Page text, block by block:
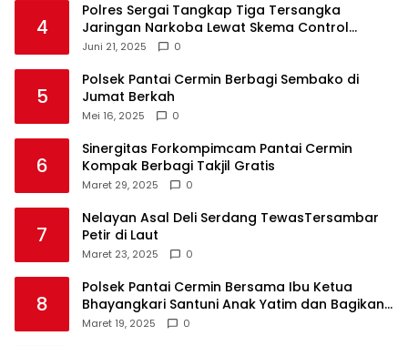
4
Polres Sergai Tangkap Tiga Tersangka
Jaringan Narkoba Lewat Skema Control
Delivery
Juni 21, 2025 0
5
Polsek Pantai Cermin Berbagi Sembako di
Jumat Berkah
Mei 16, 2025 0
6
Sinergitas Forkompimcam Pantai Cermin
Kompak Berbagi Takjil Gratis
Maret 29, 2025 0
7
Nelayan Asal Deli Serdang TewasTersambar
Petir di Laut
Maret 23, 2025 0
8
Polsek Pantai Cermin Bersama Ibu Ketua
Bhayangkari Santuni Anak Yatim dan Bagikan
Takjil
Maret 19, 2025 0